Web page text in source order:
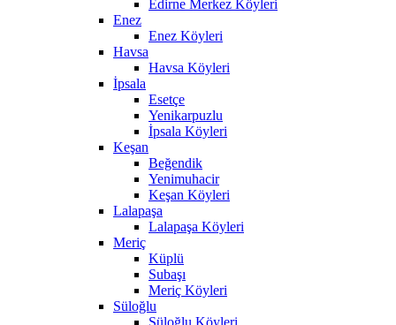
Edirne Merkez Köyleri
Enez
Enez Köyleri
Havsa
Havsa Köyleri
İpsala
Esetçe
Yenikarpuzlu
İpsala Köyleri
Keşan
Beğendik
Yenimuhacir
Keşan Köyleri
Lalapaşa
Lalapaşa Köyleri
Meriç
Küplü
Subaşı
Meriç Köyleri
Süloğlu